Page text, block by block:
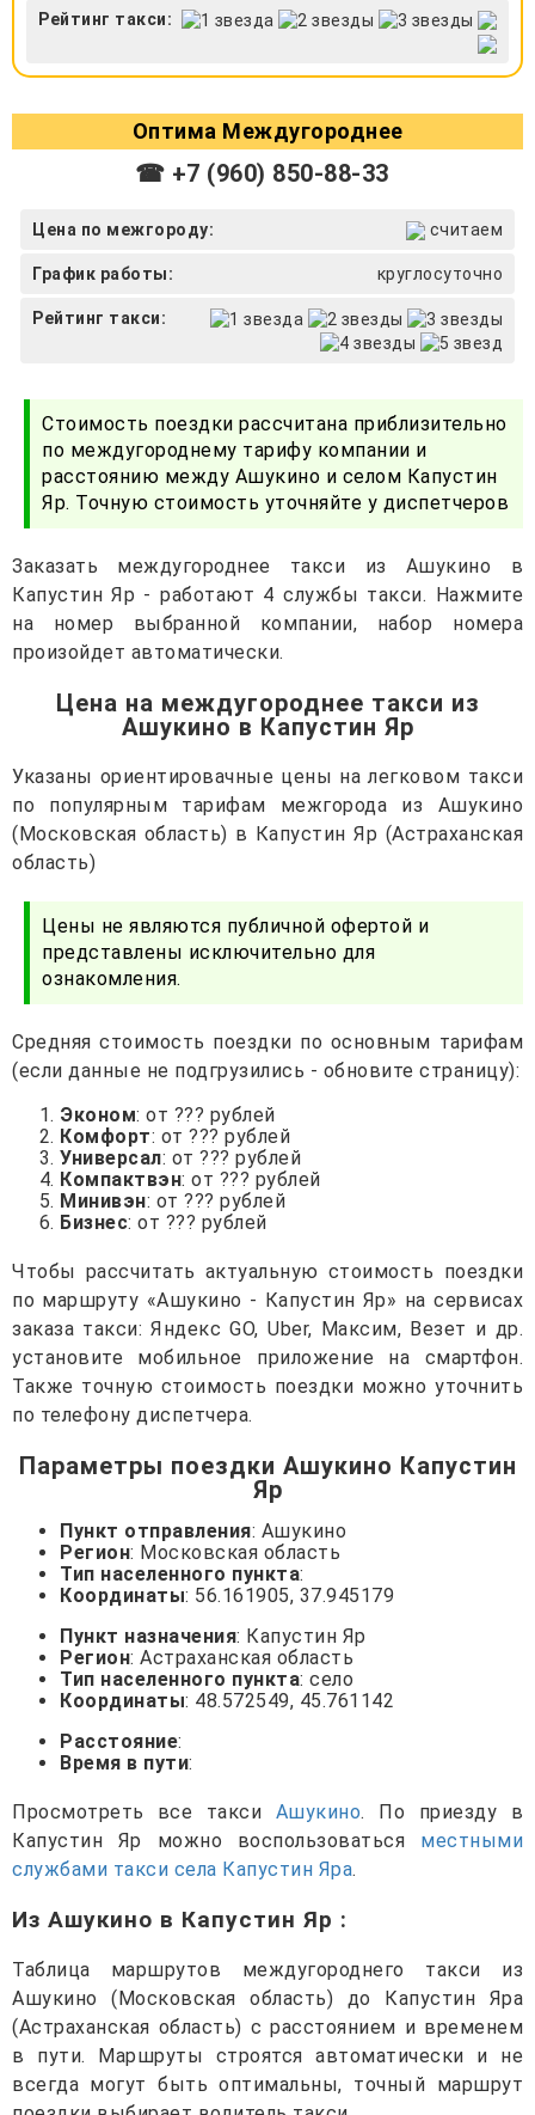
Рейтинг такси:
Оптима Междугороднее
☎ +7 (960) 850-88-33
Цена по межгороду: считаем
График работы: круглосуточно
Рейтинг такси:
Стоимость поездки рассчитана приблизительно
по междугороднему тарифу компании и
расстоянию между Ашукино и селом Капустин
Яр. Точную стоимость уточняйте у диспетчеров
Заказать междугороднее такси из Ашукино в
Капустин Яр - работают 4 службы такси. Нажмите
на номер выбранной компании, набор номера
произойдет автоматически.
Цена на междугороднее такси из
Ашукино в Капустин Яр
Указаны ориентировачные цены на легковом такси
по популярным тарифам межгорода из Ашукино
(Московская область) в Капустин Яр (Астраханская
область)
Цены не являются публичной офертой и
представлены исключительно для
ознакомления.
Средняя стоимость поездки по основным тарифам
(если данные не подгрузились - обновите страницу):
Эконом: от ??? рублей
Комфорт: от ??? рублей
Универсал: от ??? рублей
Компактвэн: от ??? рублей
Минивэн: от ??? рублей
Бизнес: от ??? рублей
Чтобы рассчитать актуальную стоимость поездки
по маршруту «Ашукино - Капустин Яр» на сервисах
заказа такси: Яндекс GO, Uber, Максим, Везет и др.
установите мобильное приложение на смартфон.
Также точную стоимость поездки можно уточнить
по телефону диспетчера.
Параметры поездки Ашукино Капустин
Яр
Пункт отправления: Ашукино
Регион: Московская область
Тип населенного пункта:
Координаты: 56.161905, 37.945179
Пункт назначения: Капустин Яр
Регион: Астраханская область
Тип населенного пункта: село
Координаты: 48.572549, 45.761142
Расстояние:
Время в пути:
Просмотреть все такси Ашукино. По приезду в
Капустин Яр можно воспользоваться местными
службами такси села Капустин Яра.
Из Ашукино в Капустин Яр :
Таблица маршрутов междугороднего такси из
Ашукино (Московская область) до Капустин Яра
(Астраханская область) с расстоянием и временем
в пути. Маршруты строятся автоматически и не
всегда могут быть оптимальны, точный маршрут